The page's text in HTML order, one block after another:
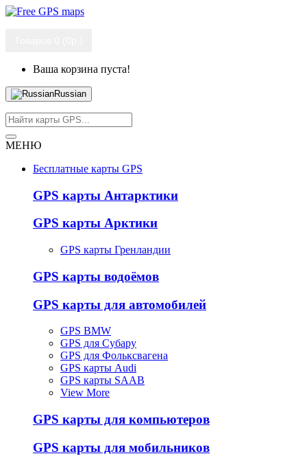
Ваша корзина пуста!
Russian
МЕНЮ
Бесплатные карты GPS
GPS карты Антарктики
GPS карты Арктики
GPS карты Гренландии
GPS карты водоёмов
GPS карты для автомобилей
GPS BMW
GPS для Субару
GPS для Фольксвагена
GPS карты Audi
GPS карты SAAB
View More
GPS карты для компьютеров
GPS карты для мобильников